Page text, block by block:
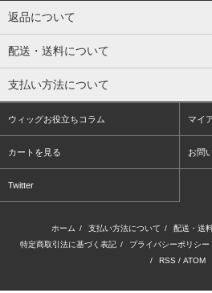
返品について
配送・送料について
支払い方法について
ウィッグお役立ちコラム マイ
カートを見る お問
Twitter
ホーム / 支払い方法について / 配送・送
特定商取引法に基づく表記 / プライバシーポリシー
/
RSS / ATOM